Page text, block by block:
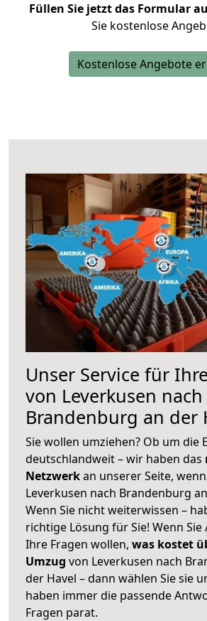
Füllen Sie jetzt das Formular
Sie kostenlose
Kostenlose Angebote
Unser Service für
von Leverkusen nach
Brandenburg an der
Sie wollen umziehen? Ob um die
deutschlandweit – wir haben das
Netzwerkan unserer Seite,
Leverkusen nach Brandenburg
Wenn Sie nicht weiterwissen –
richtige Lösung für Sie! Wenn
Ihre Fragen wollen, was kostet
Umzug von Leverkusen nach
der Havel – dann wählen Sie sie
haben immer die passende
Fragen parat.